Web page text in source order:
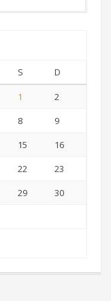
S
D
1
2
8
9
15
16
22
23
29
30